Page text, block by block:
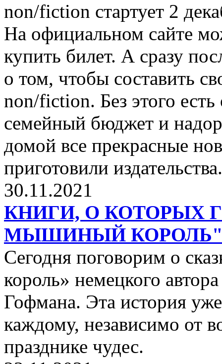
non/fiction стартует 2
На официальном сайте
купить билет. А сразу
о том, чтобы составить
non/fiction. Без этого есть
семейный бюджет и
домой все прекрасные
приготовили издательства.
30.11.2021
КНИГИ, О КОТОРЫХ
МЫШИНЫЙ
Сегодня поговорим о
король» немецкого
Гофмана. Эта история
каждому, независимо от
празднике чудес.